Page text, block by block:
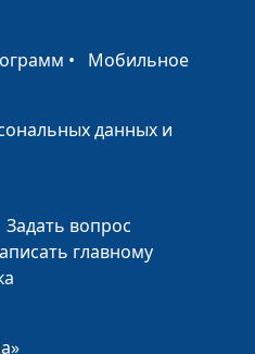
Сергей Негусев,
Юлия Синицына,
Юлия Синицына,
Леонтий Гунько,
• Мобильное
данных и
Задать вопрос
главному